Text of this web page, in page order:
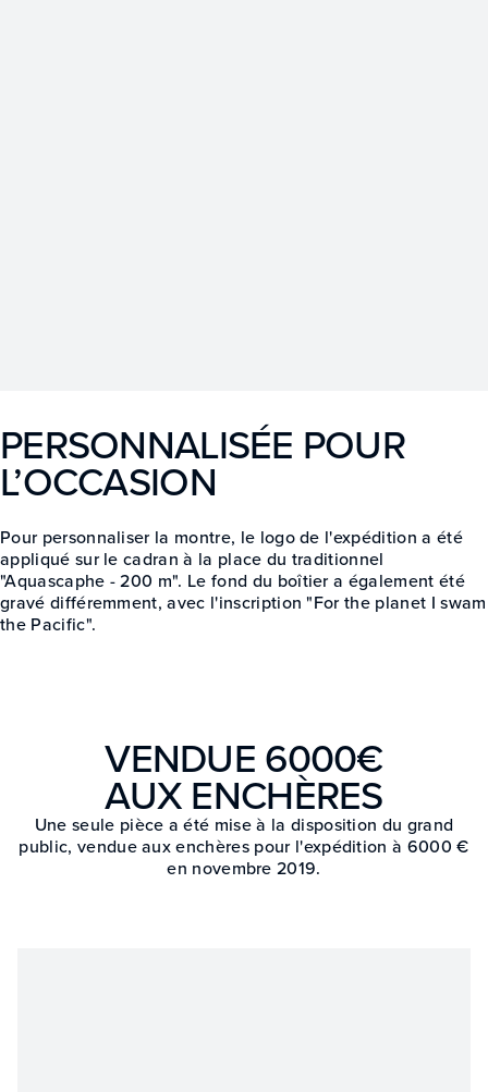
PERSONNALISÉE POUR
L’OCCASION
Pour personnaliser la montre, le logo de l'expédition a été
appliqué sur le cadran à la place du traditionnel
"Aquascaphe - 200 m". Le fond du boîtier a également été
gravé différemment, avec l'inscription "For the planet I swam
the Pacific".
VENDUE 6000€
AUX ENCHÈRES
Une seule pièce a été mise à la disposition du grand
public, vendue aux enchères pour l'expédition à 6000 €
en novembre 2019.